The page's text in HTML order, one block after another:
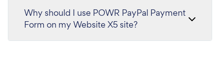
Why should I use POWR PayPal Payment
Form on my Website X5 site?